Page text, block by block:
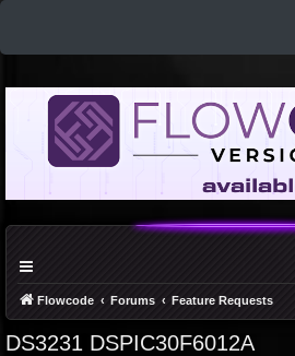
Flowcode Forums Feature Requests
DS3231 DSPIC30F6012A